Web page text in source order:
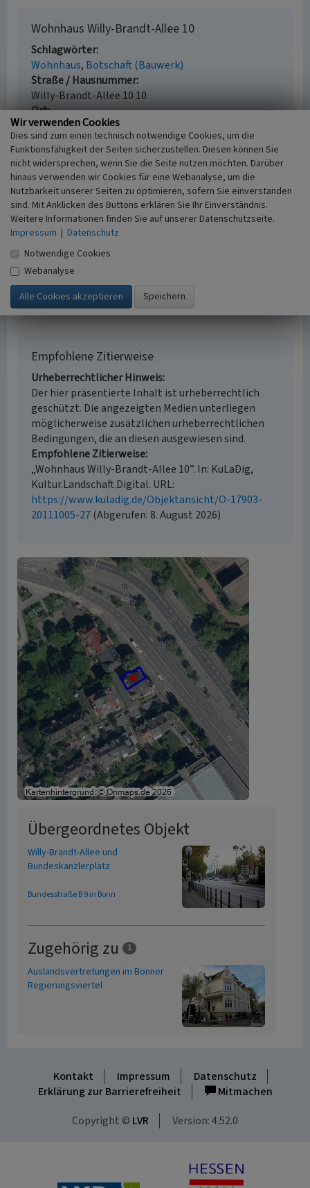
Wohnhaus Willy-Brandt-Allee 10
Schlagwörter
Wohnhaus Botschaft (Bauwerk)
Straße / Hausnummer
Willy-Brandt-Allee 10 10
Ort
53113 Bonn
Fachsicht(en)
Denkmalpflege
Erfassungsmaßstab
i.d.R. 1:5.000 (größer als 1:20.000)
Erfassungsmethode
Literaturauswertung, Geländebegehung/-
kartierung, Archivauswertung, Auswertung
historischer Schriften, Auswertung historischer
Karten, Auswertung historischer Fotos
Historischer Zeitraum
Beginn 1905
Empfohlene Zitierweise
Urheberrechtlicher Hinweis
Der hier präsentierte Inhalt ist urheberrechtlich
geschützt. Die angezeigten Medien unterliegen
möglicherweise zusätzlichen urheberrechtlichen
Bedingungen, die an diesen ausgewiesen sind.
Empfohlene Zitierweise
„Wohnhaus Willy-Brandt-Allee 10”. In: KuLaDig,
Kultur.Landschaft.Digital. URL:
https://www.kuladig.de/Objektansicht/O-17903-
20111005-27(Abgerufen: 8. August 2026)
Übergeordnetes Objekt
Willy-Brandt-Allee und
Bundeskanzlerplatz
Bundesstraße B 9 in Bonn
Zugehörig zu 1
Auslandsvertretungen im Bonner
Regierungsviertel
Kontakt Impressum
Datenschutz
Erklärung zur Barrierefreiheit
Mitmachen
Copyright © LVR Version: 4.52.0
Wir verwenden Cookies
Dies sind zum einen technisch notwendige Cookies, um die
Funktionsfähigkeit der Seiten sicherzustellen. Diesen können Sie
nicht widersprechen, wenn Sie die Seite nutzen möchten. Darüber
hinaus verwenden wir Cookies für eine Webanalyse, um die
Nutzbarkeit unserer Seiten zu optimieren, sofern Sie einverstanden
sind. Mit Anklicken des Buttons erklären Sie Ihr Einverständnis.
Weitere Informationen finden Sie auf unserer Datenschutzseite.
Impressum | Datenschutz
Notwendige Cookies
Webanalyse